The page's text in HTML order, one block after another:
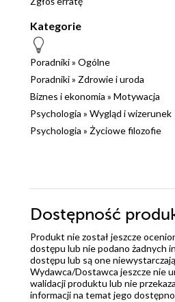
Kategorie
Poradniki» Ogólne
Poradniki» Zdrowie i uroda
Biznes i ekonomia » Motywacja
Psychologia » Wygląd i wizerunek
Psychologia » Życiowe filozofie
Dostępność
Produkt nie został jeszcze
dostępu lub nie podano żadnych
dostępu lub są one
Wydawca/Dostawca jeszcze nie
walidacji produktu lub nie
informacji na temat jego